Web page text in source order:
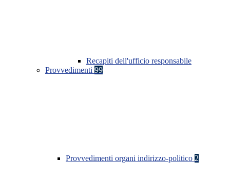
Recapiti dell'ufficio responsabile
Provvedimenti 99
Provvedimenti organi indirizzo-politico 2